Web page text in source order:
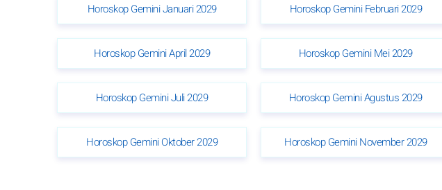
Horoskop Gemini Januari 2029 Horoskop Gemini Februari 2029
Horoskop Gemini April 2029 Horoskop Gemini Mei 2029
Horoskop Gemini Juli 2029 Horoskop Gemini Agustus 2029
Horoskop Gemini Oktober 2029 Horoskop Gemini November 2029